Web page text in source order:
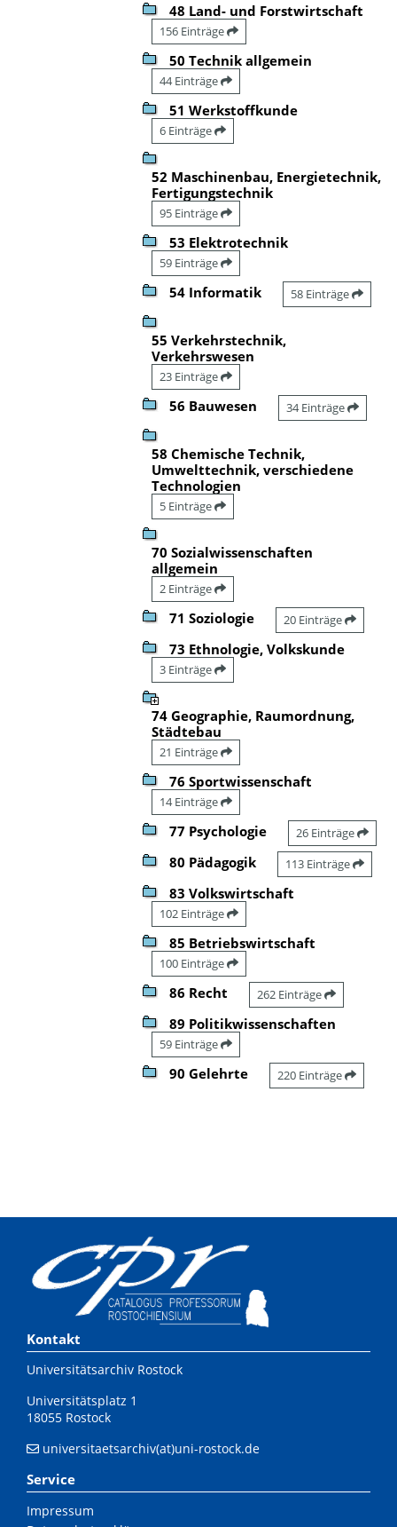
48 Land- und Forstwirtschaft
156 Einträge
50 Technik allgemein
44 Einträge
51 Werkstoffkunde
6 Einträge
52 Maschinenbau, Energietechnik,
Fertigungstechnik
95 Einträge
53 Elektrotechnik
59 Einträge
54 Informatik 58 Einträge
55 Verkehrstechnik,
Verkehrswesen
23 Einträge
56 Bauwesen 34 Einträge
58 Chemische Technik,
Umwelttechnik, verschiedene
Technologien
5 Einträge
70 Sozialwissenschaften
allgemein
2 Einträge
71 Soziologie 20 Einträge
73 Ethnologie, Volkskunde
3 Einträge
74 Geographie, Raumordnung,
Städtebau
21 Einträge
76 Sportwissenschaft
14 Einträge
77 Psychologie 26 Einträge
80 Pädagogik 113 Einträge
83 Volkswirtschaft
102 Einträge
85 Betriebswirtschaft
100 Einträge
86 Recht 262 Einträge
89 Politikwissenschaften
59 Einträge
90 Gelehrte 220 Einträge
Kontakt
Universitätsarchiv Rostock
Universitätsplatz 1
18055 Rostock
universitaetsarchiv(at)uni-rostock.de
Service
Impressum